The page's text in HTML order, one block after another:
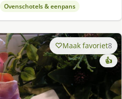
Ovenschotels & eenpans
Maak favoriet8
👍